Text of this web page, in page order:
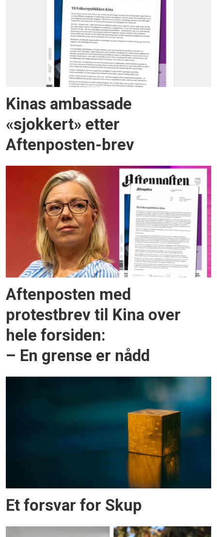
Kinas ambassade
«sjokkert» etter
Aftenposten-brev
Aftenposten med
protestbrev til Kina over
hele forsiden:
– En grense er nådd
Et forsvar for Skup